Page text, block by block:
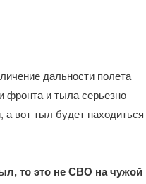
дальности полета
фронта и тыла серьезно
а вот тыл будет находиться
то это не СВО на чужой